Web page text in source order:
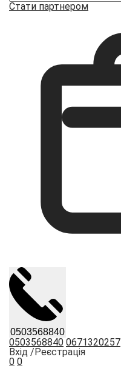
Стати партнером
0503568840
0503568840 0671320257
Вхід /Реєстрація
0 0